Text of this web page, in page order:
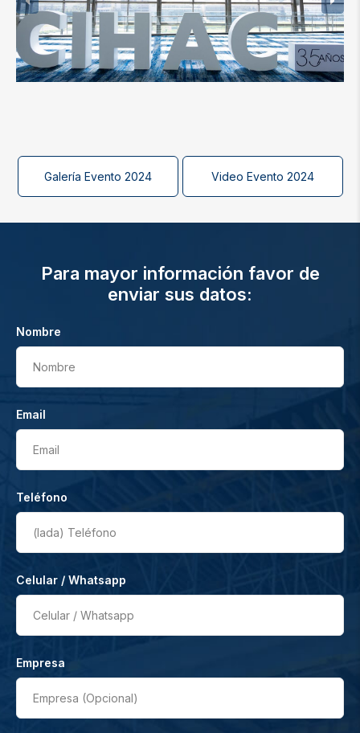
Galería Evento 2024 Video Evento 2024
Para mayor información favor de
enviar sus datos:
Nombre
Nombre
Email
Email
Teléfono
(lada) Teléfono
Celular / Whatsapp
Celular / Whatsapp
Empresa
Empresa (Opcional)